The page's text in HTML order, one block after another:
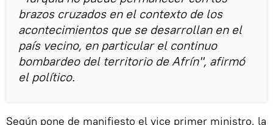
brazos cruzados en el contexto de los
acontecimientos que se desarrollan en el
país vecino, en particular el continuo
bombardeo del territorio de Afrín", afirmó
el político.
Según pone de manifiesto el vice primer ministro, la